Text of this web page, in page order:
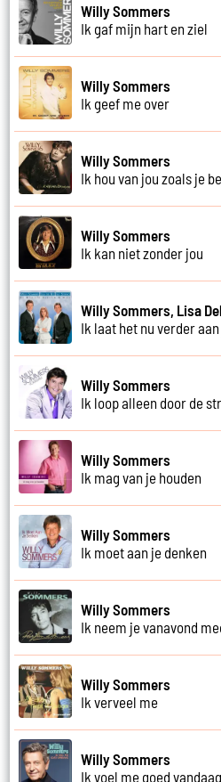
Willy Sommers
Ik gaf mijn hart en ziel
Willy Sommers
Ik geef me over
Willy Sommers
Ik hou van jou zoals je
Willy Sommers
Ik kan niet zonder jou
Willy Sommers, Lisa
Ik laat het nu verder
Willy Sommers
Ik loop alleen door de
Willy Sommers
Ik mag van je houden
Willy Sommers
Ik moet aan je denken
Willy Sommers
Ik neem je vanavond
Willy Sommers
Ik verveel me
Willy Sommers
Ik voel me goed vandaag